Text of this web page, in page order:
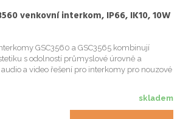
venkovní interkom, IP66, IK10, 10W
GSC3560 a GSC3565 kombinují
s odolností průmyslové úrovně a
a video řešení pro interkomy pro nouzové
skladem